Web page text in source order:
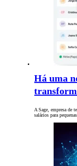
Há uma
A Sage, empresa de
salários para